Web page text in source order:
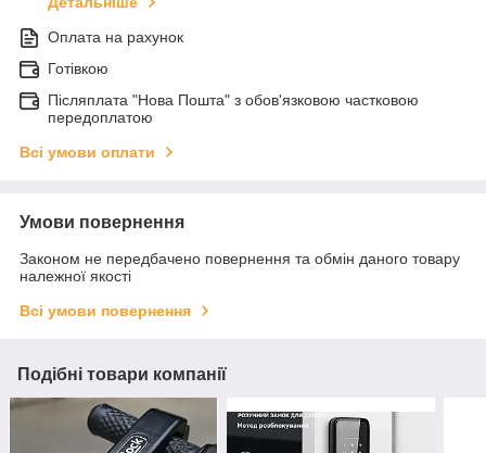
Оплата на рахунок
Готівкою
Післяплата "Нова Пошта" з обов'язковою частковою
передоплатою
Всі умови оплати
Умови повернення
Законом не передбачено повернення та обмін даного товару
належної якості
Всі умови повернення
Подібні товари компанії